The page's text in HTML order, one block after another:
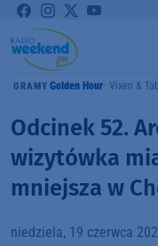
GRAMY Golden Hour Vixen &
Odcinek 52.
wizytówka
mniejsza w
niedziela, 19 czerwca